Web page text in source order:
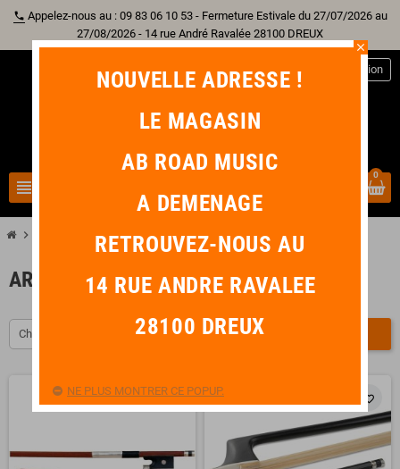
phone Appelez-nous au : 09 83 06 10 53 - Fermeture Estivale du 27/07/2026 au
27/08/2026 - 14 rue André Ravalée 28100 DREUX
view_headline
Connexion
0
chevron_right Autre Instrumentchevron_right Violon chevron_right Archet
ARCHET
Choisir
favorite_border favorite_border
close
NOUVELLE ADRESSE !
LE MAGASIN
AB ROAD MUSIC
A DEMENAGE
RETROUVEZ-NOUS AU
14 RUE ANDRE RAVALEE
28100 DREUX
NE PLUS MONTRER CE POPUP.